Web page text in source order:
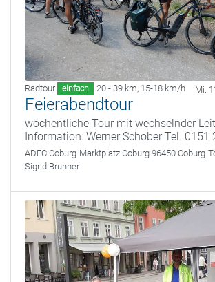
Radtour einfach 20 - 39 km, 15-18 km/h Mi.
Feierabendtour
wöchentliche Tour mit wechselnder
Information: Werner Schober Tel. 0151
ADFC Coburg Marktplatz Coburg 96450 Coburg
Sigrid Brunner